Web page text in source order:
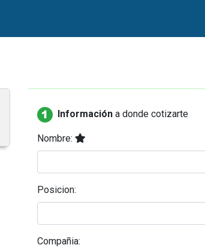
Información a donde cotizarte
Nombre:
Posicion:
Compañia: